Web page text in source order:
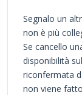
Segnalo un
non è più
Se cancello
disponibilità
riconfermata
non viene